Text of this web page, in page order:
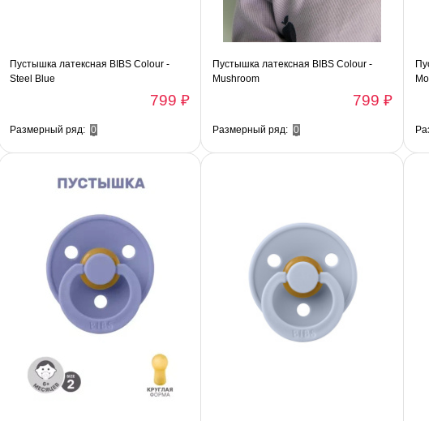
Пустышка латексная BIBS Colour -
Steel Blue
799 ₽
Размерный ряд: 0
Пустышка латексная BIBS Colour -
Mushroom
799 ₽
Размерный ряд: 0